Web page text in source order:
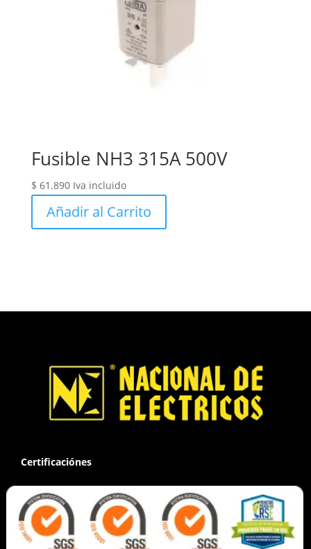
Fusible NH3 315A 500V
$ 61.890 Iva incluido
Añadir al Carrito
Certificaciónes